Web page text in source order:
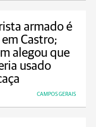
armado é
Castro;
alegou que
usado
CAMPOS GERAIS